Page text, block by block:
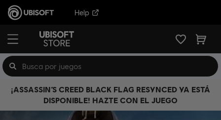
Help
¡ASSASSIN’S CREED BLACK FLAG RESYNCED YA ESTÁ
DISPONIBLE! HAZTE CON EL JUEGO